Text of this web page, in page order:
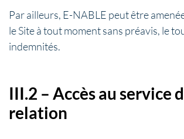
Par ailleurs, E-NABLE peut être
le Site à tout moment sans préavis, le
indemnités.
III.2 – Accès au service
relation